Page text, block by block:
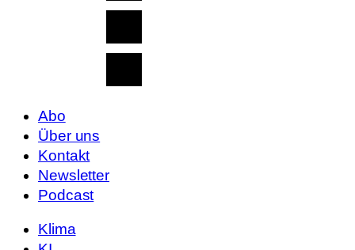
Abo
Über uns
Kontakt
Newsletter
Podcast
Klima